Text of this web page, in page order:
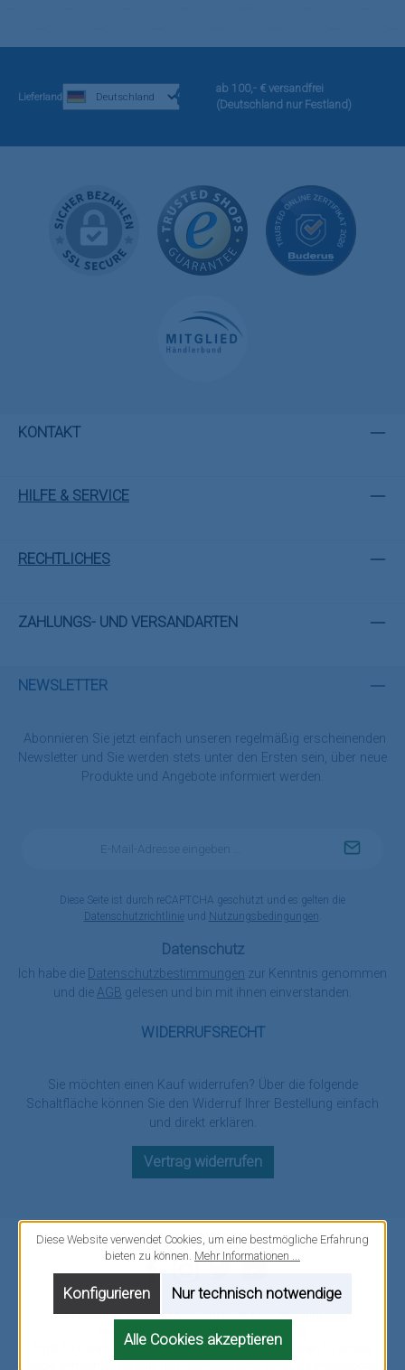
Lieferland
ab 100,- € versandfrei
(Deutschland nur Festland)
KONTAKT
HILFE & SERVICE
RECHTLICHES
ZAHLUNGS- UND VERSANDARTEN
WIDERRUFSRECHT
Sie möchten einen Kauf widerrufen? Über die folgende
Schaltfläche können Sie den Widerruf Ihrer Bestellung einfach
und direkt erklären.
Vertrag widerrufen
NEWSLETTER
Abonnieren Sie jetzt einfach unseren regelmäßig erscheinenden
Newsletter und Sie werden stets unter den Ersten sein, über neue
Produkte und Angebote informiert werden.
Diese Seite ist durch reCAPTCHA geschützt und es gelten die
Datenschutzrichtlinieund Nutzungsbedingungen
Datenschutz
Ich habe die Datenschutzbestimmungen zur Kenntnis genommen
und die AGB gelesen und bin mit ihnen einverstanden.
Facebook
Alle Preise inkl. gesetzl. Mehrwertsteuer zzgl.Versandkosten
*innerhalb von Deutschland (nur Festland)
**gilt für Lieferungen innerhalb Deutschlands, Lieferzeiten für andere
Diese Website verwendet Cookies, um eine bestmögliche Erfahrung
bieten zu können. Mehr Informationen ...
Nur technisch notwendige
Konfigurieren
Alle Cookies akzeptieren